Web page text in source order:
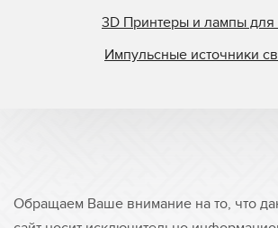
3D Принтеры и лампы для
Импульсные источники
Обращаем Ваше внимание на то, что